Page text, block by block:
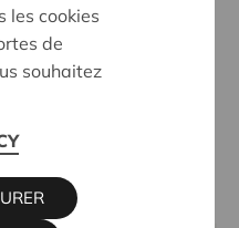
les cookies
de
souhaitez